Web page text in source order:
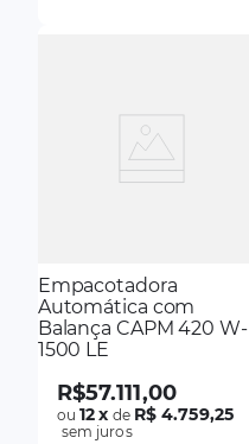
Empacotadora
Automática com
Balança CAPM 420 W-
1500 LE
R$57.111,00
ou12x de R$ 4.759,25
sem juros